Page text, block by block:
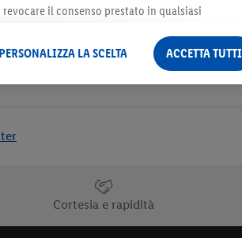
Cortesia e rapidità
il consenso prestato in qualsiasi
LA SCELTA ACCETTA TUTTI